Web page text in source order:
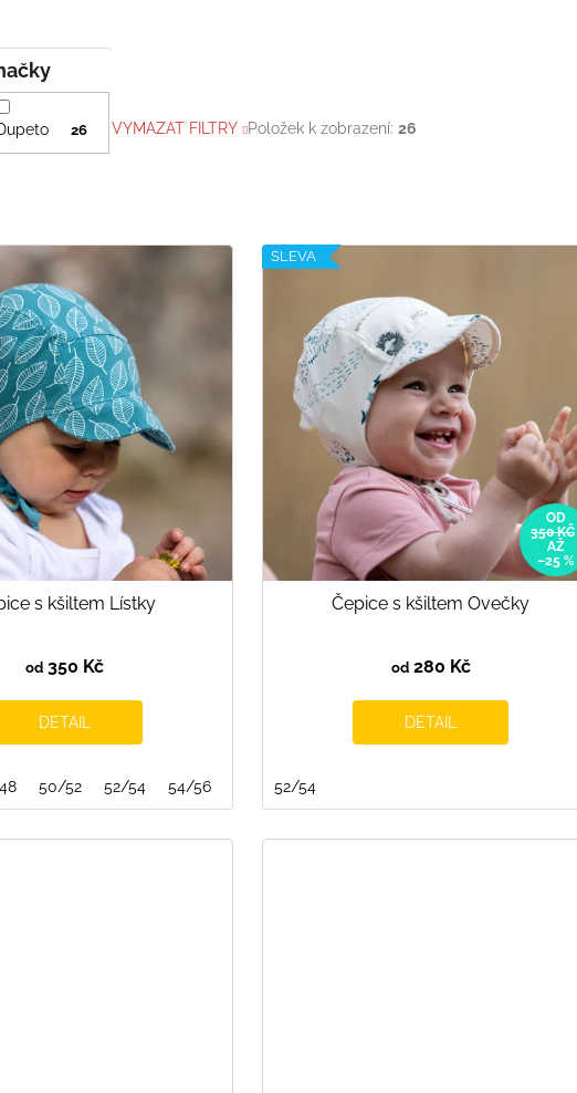
26 VYMAZAT FILTRY Položek k zobrazení:26
52/54 54/56
s kšiltem Lístky
od 350 Kč
DETAIL
50/52 52/54 54/56
SLEVA
OD
350 KČ
AŽ
–25 %
Čepice s kšiltem Ovečky
od280 Kč
DETAIL
52/54